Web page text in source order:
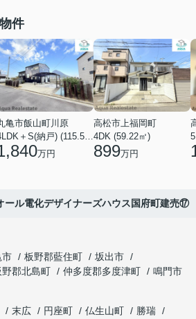
件
亀市飯山町川原
4LDK＋S(納戸) (115.52㎡)
万円
高松市上福岡町
4DK (59.22㎡)
899万円
ール電化デザイナーズハウス国府町建売⑰
市 板野郡藍住町
坂出市
野郡北島町 仲多度郡多度津町
鳴門市
末広 円座町 仏生山町
勝瑞